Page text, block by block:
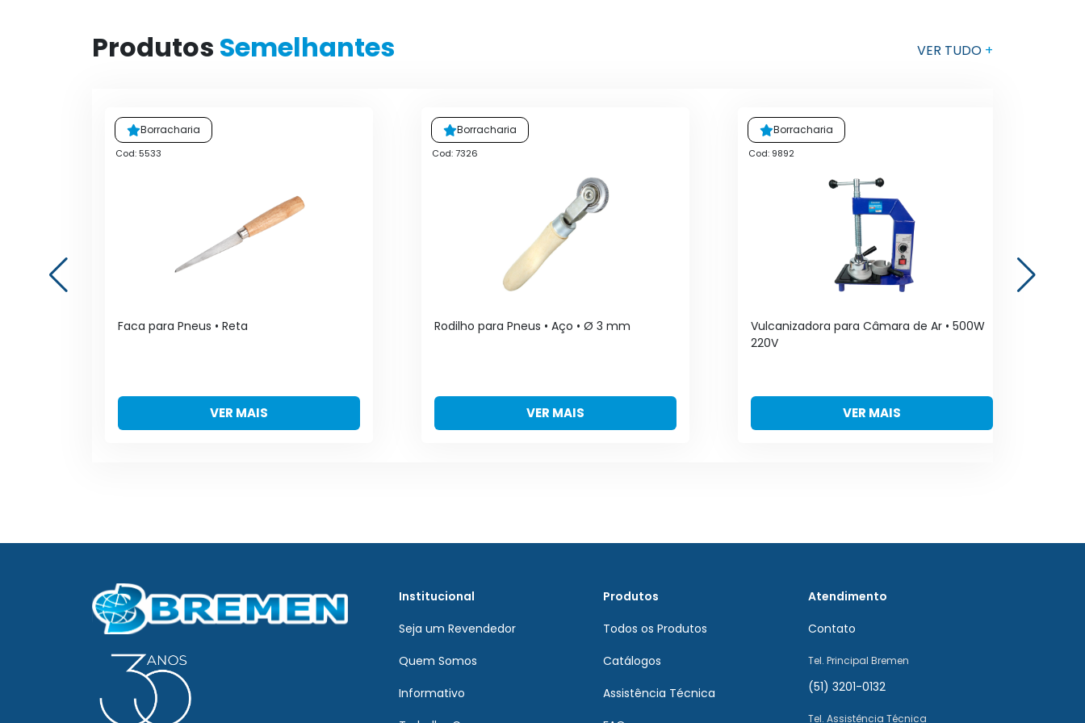
Produtos Semelhantes VER TUDO +
Borracharia
Cod: 5533
Faca para Pneus • Reta
VER MAIS
Borracharia
Cod: 7326
Rodilho para Pneus • Aço • Ø 3 mm
VER MAIS
Borracharia
Cod: 9892
Vulcanizadora para Câmara de Ar • 500W
220V
VER MAIS
Institucional
Seja um Revendedor
Quem Somos
Informativo
Produtos
Todos os Produtos
Catálogos
Assistência Técnica
Atendimento
Contato
Tel. Principal Bremen
(51) 3201-0132
Tel. Assistência Técnica